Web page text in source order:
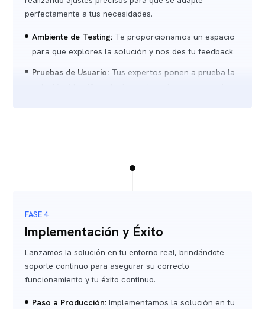
perfectamente a tus necesidades.
Ambiente de Testing: Te proporcionamos un espacio
para que explores la solución y nos des tu feedback.
Pruebas de Usuario: Tus expertos ponen a prueba la
FASE 4
Implementación y Éxito
Lanzamos la solución en tu entorno real, brindándote
soporte continuo para asegurar su correcto
funcionamiento y tu éxito continuo.
Paso a Producción: Implementamos la solución en tu